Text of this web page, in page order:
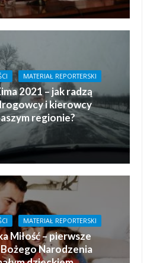
MATERIAŁ REPORTERSKI
2021 – jak radzą
i kierowcy
regionie?
MATERIAŁ REPORTERSKI
Miłość – pierwsze
Narodzenia